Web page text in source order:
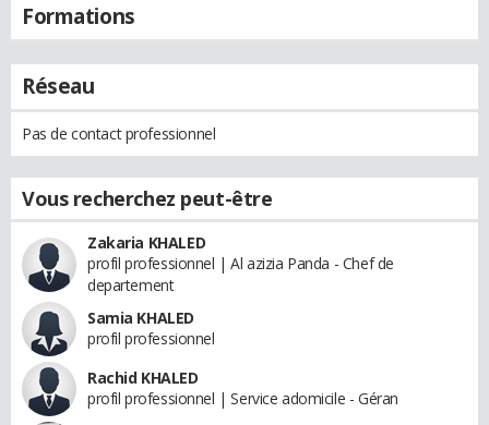
Formations
Réseau
Pas de contact professionnel
Vous recherchez peut-être
Zakaria KHALED
profil professionnel | Al azizia Panda - Chef de
departement
Samia KHALED
profil professionnel
Rachid KHALED
profil professionnel | Service adomicile - Géran